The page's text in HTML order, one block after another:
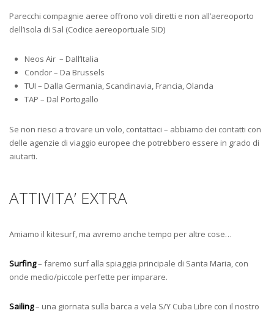
Parecchi compagnie aeree offrono voli diretti e non all’aereoporto
dell’isola di Sal (Codice aereoportuale SID)
Neos Air – Dall’Italia
Condor – Da Brussels
TUI – Dalla Germania, Scandinavia, Francia, Olanda
TAP – Dal Portogallo
Se non riesci a trovare un volo, contattaci – abbiamo dei contatti con
delle agenzie di viaggio europee che potrebbero essere in grado di
aiutarti.
ATTIVITA’ EXTRA
Amiamo il kitesurf, ma avremo anche tempo per altre cose…
Surfing– faremo surf alla spiaggia principale di Santa Maria, con
onde medio/piccole perfette per imparare.
Sailing– una giornata sulla barca a vela S/Y Cuba Libre con il nostro